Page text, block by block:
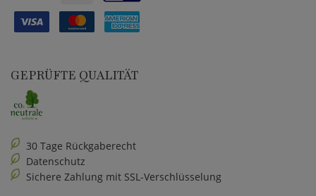
GEPRÜFTE QUALITÄT
30 Tage Rückgaberecht
Datenschutz
Sichere Zahlung mit SSL-Verschlüsselung